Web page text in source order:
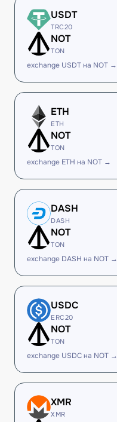
USDT
TRC20
NOT
TON
exchange USDT на NOT →
ETH
ETH
NOT
TON
exchange ETH на NOT →
DASH
DASH
NOT
TON
exchange DASH на NOT →
USDC
ERC20
NOT
TON
exchange USDC на NOT →
XMR
XMR